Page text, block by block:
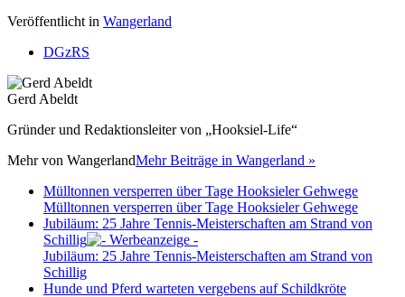
Veröffentlicht in Wangerland
DGzRS
Gerd Abeldt
Gründer und Redaktionsleiter von „Hooksiel-Life“
Mehr von WangerlandMehr Beiträge in Wangerland »
Mülltonnen versperren über Tage Hooksieler Gehwege
Mülltonnen versperren über Tage Hooksieler Gehwege
Jubiläum: 25 Jahre Tennis-Meisterschaften am Strand von
Schillig
Jubiläum: 25 Jahre Tennis-Meisterschaften am Strand von
Schillig
Hunde und Pferd warteten vergebens auf Schildkröte